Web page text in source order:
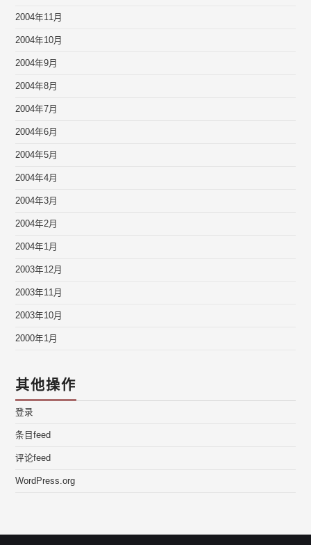
2004年11月
2004年10月
2004年9月
2004年8月
2004年7月
2004年6月
2004年5月
2004年4月
2004年3月
2004年2月
2004年1月
2003年12月
2003年11月
2003年10月
2000年1月
其他操作
登录
条目feed
评论feed
WordPress.org